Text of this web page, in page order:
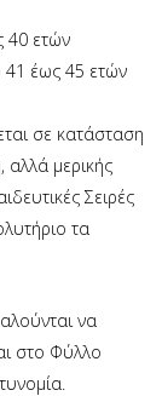
40 ετών
41 έως 45 ετών
σε κατάσταση
αλλά μερικής
Σειρές
τα
να
στο Φύλλο